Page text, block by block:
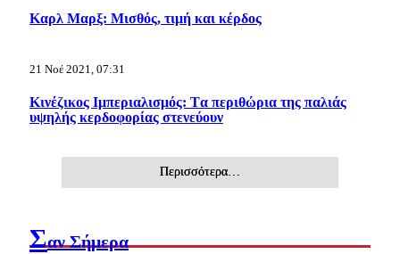
Καρλ Μαρξ: Μισθός, τιμή και κέρδος
21 Νοέ 2021, 07:31
Κινέζικος Ιμπεριαλισμός: Tα περιθώρια της παλιάς
υψηλής κερδοφορίας στενεύουν
Περισσότερα…
Σαν Σήμερα